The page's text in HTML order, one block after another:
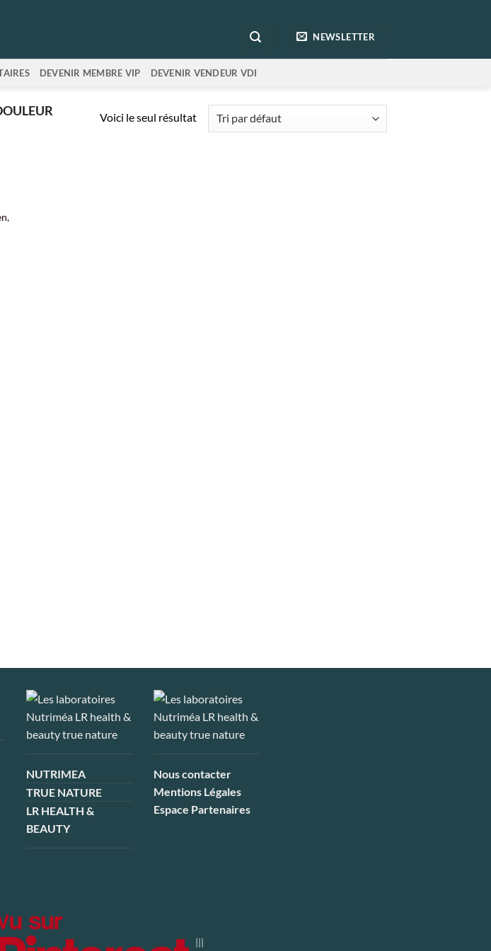
NEWSLETTER
DEVENIR MEMBRE VIP DEVENIR VENDEUR VDI
Voici le seul résultat
NUTRIMEA
TRUE NATURE
LR HEALTH &
BEAUTY
Nous contacter
Mentions Légales
Espace Partenaires
|||